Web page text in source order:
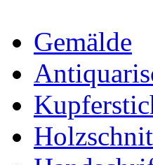
Gemälde